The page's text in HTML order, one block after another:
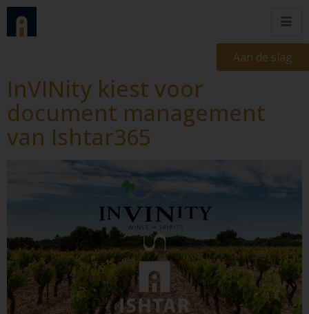
Aan de slag
InVINity kiest voor
document management
van Ishtar365